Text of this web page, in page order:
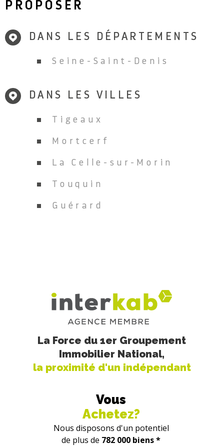
PROPOSER
DANS LES DÉPARTEMENTS
Seine-Saint-Denis
DANS LES VILLES
Tigeaux
Mortcerf
La Celle-sur-Morin
Touquin
Guérard
La Force du 1er Groupement
Immobilier National,
la proximité d'un indépendant
Vous
Achetez?
Nous disposons d'un potentiel
de plus de 782 000 biens *